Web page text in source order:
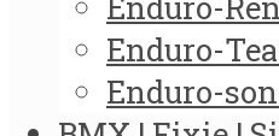
Enduro-
Enduro-